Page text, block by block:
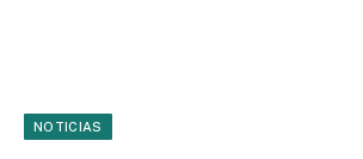
NOTICIAS